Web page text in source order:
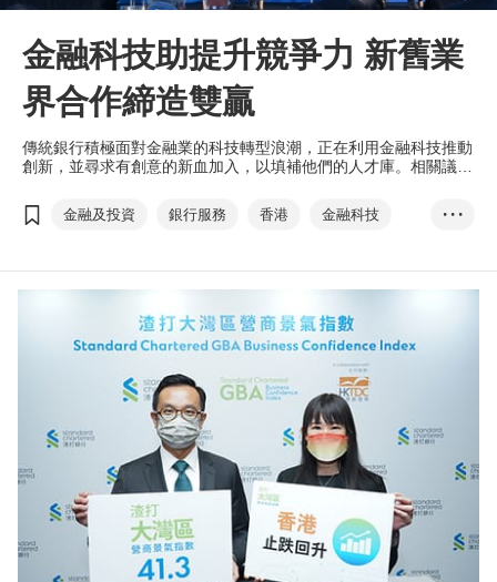
金融科技助提升競爭力 新舊業
界合作締造雙贏
傳統銀行積極面對金融業的科技轉型浪潮，正在利用金融科技推動
創新，並尋求有創意的新血加入，以填補他們的人才庫。相關議題
備受關注。
金融及投資 銀行服務 香港
金融科技
• • •